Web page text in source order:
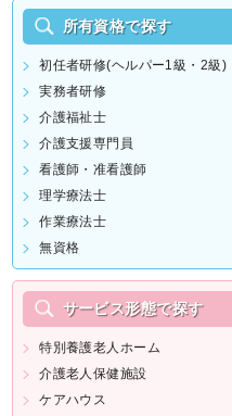
所有資格で探す
初任者研修(ヘルパー1級・2級)
実務者研修
介護福祉士
介護支援専門員
看護師・准看護師
理学療法士
作業療法士
無資格
サービス形態で探す
特別養護老人ホーム
介護老人保健施設
ケアハウス